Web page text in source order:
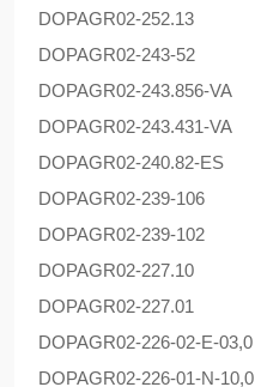
DOPAGR02-252.13
DOPAGR02-243-52
DOPAGR02-243.856-VA
DOPAGR02-243.431-VA
DOPAGR02-240.82-ES
DOPAGR02-239-106
DOPAGR02-239-102
DOPAGR02-227.10
DOPAGR02-227.01
DOPAGR02-226-02-E-03,0
DOPAGR02-226-01-N-10,0